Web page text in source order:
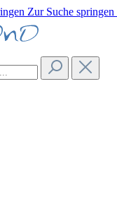
Zur Suche springen